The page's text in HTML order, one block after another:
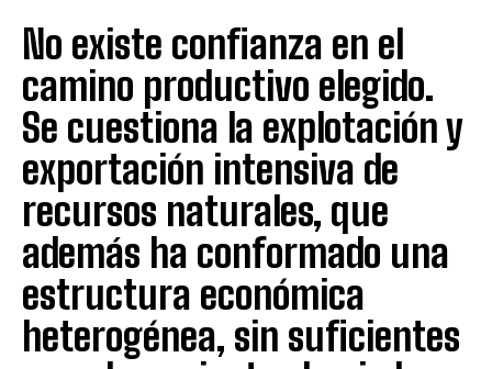
No existe confianza en el
camino productivo elegido.
Se cuestiona la explotación y
exportación intensiva de
recursos naturales, que
además ha conformado una
estructura económica
heterogénea, sin suficientes